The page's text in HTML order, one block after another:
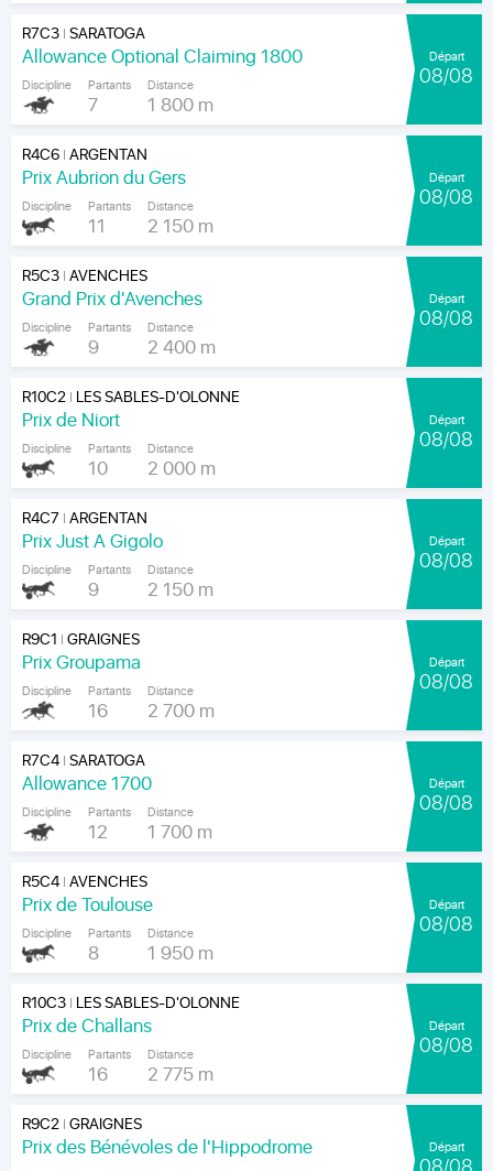
R7C3|SARATOGA
Allowance Optional Claiming 1800
Discipline Partants
7
Distance
1 800 m
Départ
08/08
R4C6|ARGENTAN
Prix Aubrion du Gers
Discipline Partants
11
Distance
2 150 m
Départ
08/08
R5C3|AVENCHES
Grand Prix d'Avenches
Discipline Partants
9
Distance
2 400 m
Départ
08/08
R10C2| LES SABLES-D'OLONNE
Prix de Niort
Discipline Partants
10
Distance
2 000 m
Départ
08/08
R4C7 |ARGENTAN
Prix Just A Gigolo
Discipline Partants
9
Distance
2 150 m
Départ
08/08
R9C1 |GRAIGNES
Prix Groupama
Discipline Partants
16
Distance
2 700 m
Départ
08/08
R7C4|SARATOGA
Allowance 1700
Discipline Partants
12
Distance
1 700 m
Départ
08/08
R5C4|AVENCHES
Prix de Toulouse
Discipline Partants
8
Distance
1 950 m
Départ
08/08
R10C3| LES SABLES-D'OLONNE
Prix de Challans
Discipline Partants
16
Distance
2 775 m
Départ
08/08
R9C2|GRAIGNES
Prix des Bénévoles de l'Hippodrome Départ